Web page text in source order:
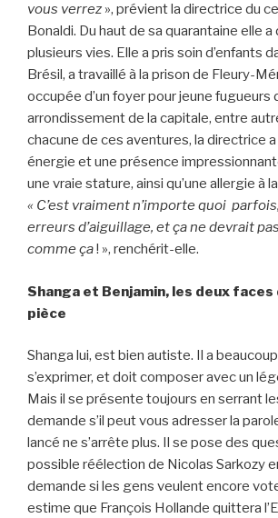
vous verrez », prévient la directrice du
Bonaldi. Du haut de sa quarantaine elle a
plusieurs vies. Elle a pris soin d’enfants
Brésil, a travaillé à la prison de Fleury-
occupée d’un foyer pour jeune fugueurs
arrondissement de la capitale, entre
chacune de ces aventures, la directrice
énergie et une présence
une vraie stature, ainsi qu’une allergie à
« C’est vraiment n’importe quoi
erreurs d’aiguillage, et ça ne devrait
comme ça! », renchérit-elle.
Shanga et Benjamin, les deux faces
pièce
Shanga lui, est bien autiste. Il a
s’exprimer, et doit composer avec un
Mais il se présente toujours en serrant
demande s’il peut vous adresser la
lancé ne s’arrête plus. Il se pose des
possible réélection de Nicolas Sarkozy
demande si les gens veulent encore
estime que François Hollande quittera